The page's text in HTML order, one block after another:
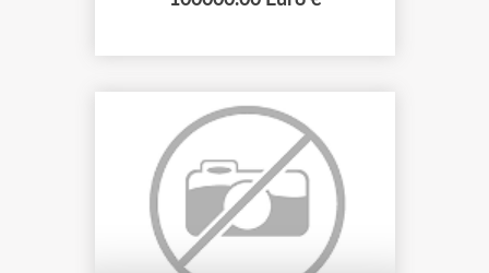
épingles à chapeau etc) années
de tissu, des galons, des rubans, de...